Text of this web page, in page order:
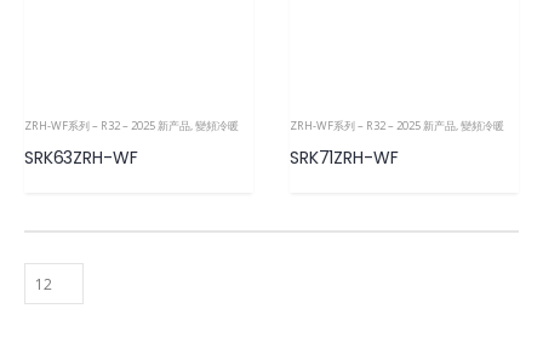
ZRH-WF系列 – R32 – 2025 新产品,變頻冷暖
SRK63ZRH-WF
ZRH-WF系列 – R32 – 2025 新产品,變頻冷暖
SRK71ZRH-WF